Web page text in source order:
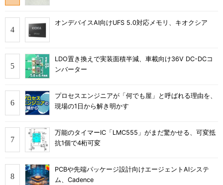
オンデバイスAI向けUFS 5.0対応メモリ、キオクシア
LDO置き換えで実装面積半減、車載向け36V DC-DCコ
ンバーター
プロセスエンジニアが「何でも屋」と呼ばれる理由を、
現場の1日から解き明かす
万能のタイマーIC「LMC555」がまだ驚かせる、可変抵
抗1個で4桁可変
PCBや先端パッケージ設計向けエージェントAIシステ
ム、Cadence